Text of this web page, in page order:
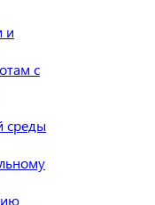
и
с
среды